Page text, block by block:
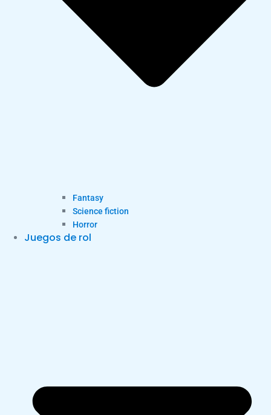
Fantasy
Science fiction
Horror
Juegos de rol